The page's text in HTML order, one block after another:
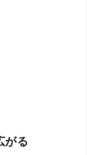
がる